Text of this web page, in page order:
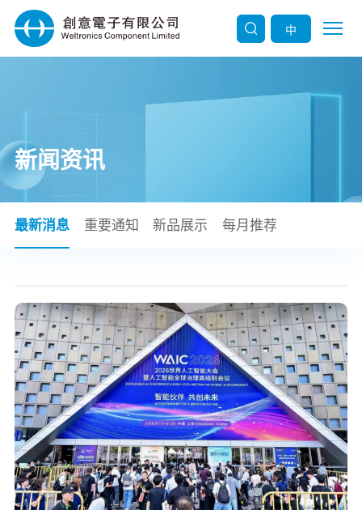
中
新闻资讯
最新消息 重要通知 新品展示 每月推荐